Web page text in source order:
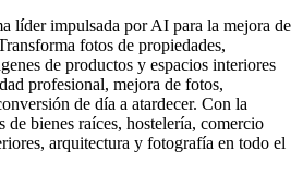
líder impulsada por AI para la mejora de
fotos de propiedades,
de productos y espacios interiores
profesional, mejora de fotos,
de día a atardecer. Con la
de bienes raíces, hostelería, comercio
arquitectura y fotografía en todo el